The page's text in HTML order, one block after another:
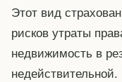
Этот вид
рисков утраты
недвижимость в
недействительной.